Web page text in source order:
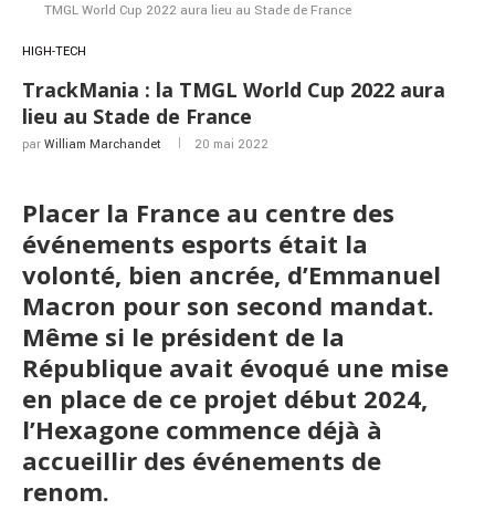
TMGL World Cup 2022 aura lieu au Stade de France
HIGH-TECH
TrackMania : la TMGL World Cup 2022 aura
lieu au Stade de France
par William Marchandet 20 mai 2022
Placer la France au centre des
événements esports était la
volonté, bien ancrée, d’Emmanuel
Macron pour son second mandat.
Même si le président de la
République avait évoqué une mise
en place de ce projet début 2024,
l’Hexagone commence déjà à
accueillir des événements de
renom.